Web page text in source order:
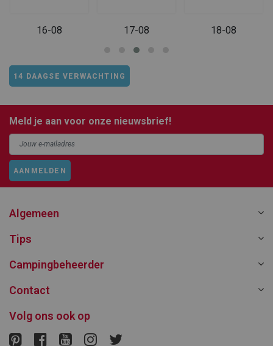
16-08 17-08 18-08
14 DAAGSE VERWACHTING
Meld je aan voor onze nieuwsbrief!
AANMELDEN
Algemeen
Tips
Campingbeheerder
Contact
Volg ons ook op